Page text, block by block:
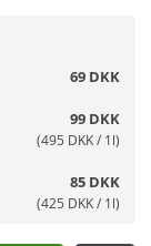
69 DKK
99 DKK
(495 DKK / 1l)
85 DKK
(425 DKK / 1l)